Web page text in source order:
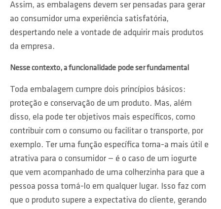
Assim, as embalagens devem ser pensadas para gerar
ao consumidor uma experiência satisfatória,
despertando nele a vontade de adquirir mais produtos
da empresa.
Nesse contexto, a funcionalidade pode ser fundamental
Toda embalagem cumpre dois princípios básicos:
proteção e conservação de um produto. Mas, além
disso, ela pode ter objetivos mais específicos, como
contribuir com o consumo ou facilitar o transporte, por
exemplo. Ter uma função específica torna-a mais útil e
atrativa para o consumidor — é o caso de um iogurte
que vem acompanhado de uma colherzinha para que a
pessoa possa tomá-lo em qualquer lugar. Isso faz com
que o produto supere a expectativa do cliente, gerando